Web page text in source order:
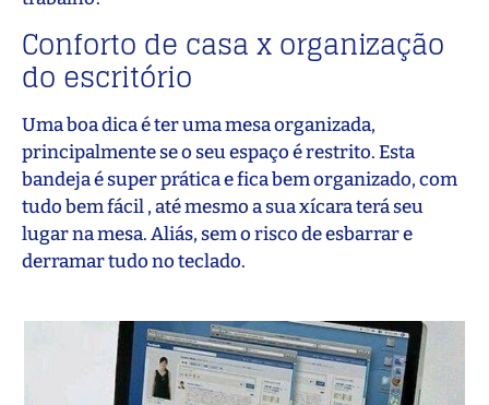
Conforto de casa x organização
do escritório
Uma boa dica é ter uma mesa organizada,
principalmente se o seu espaço é restrito. Esta
bandeja é super prática e fica bem organizado, com
tudo bem fácil , até mesmo a sua xícara terá seu
lugar na mesa. Aliás, sem o risco de esbarrar e
derramar tudo no teclado.